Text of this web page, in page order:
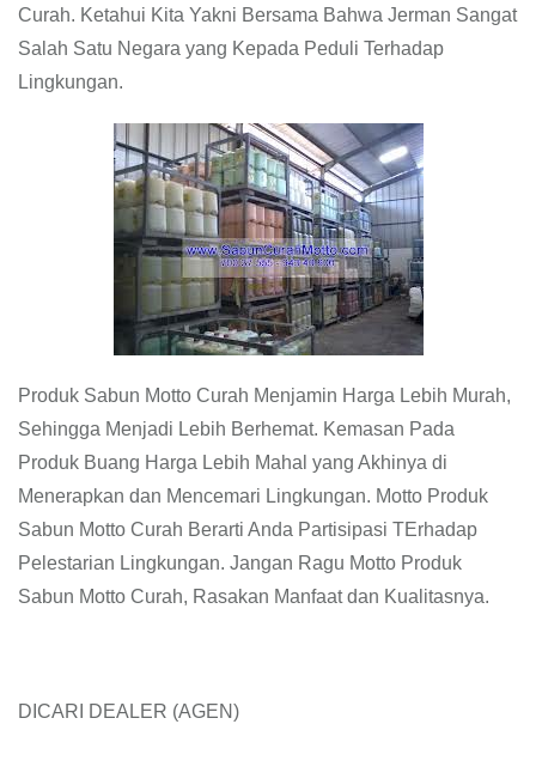
Curah. Ketahui Kita Yakni Bersama Bahwa Jerman Sangat
Salah Satu Negara yang Kepada Peduli Terhadap
Lingkungan.
Produk Sabun Motto Curah Menjamin Harga Lebih Murah,
Sehingga Menjadi Lebih Berhemat. Kemasan Pada
Produk Buang Harga Lebih Mahal yang Akhinya di
Menerapkan dan Mencemari Lingkungan. Motto Produk
Sabun Motto Curah Berarti Anda Partisipasi TErhadap
Pelestarian Lingkungan. Jangan Ragu Motto Produk
Sabun Motto Curah, Rasakan Manfaat dan Kualitasnya.
DICARI DEALER (AGEN)